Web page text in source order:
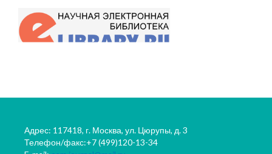
Адрес: 117418, г. Москва, ул. Цюрупы, д. 3
Телефон/факс:+7 (499)120-13-34